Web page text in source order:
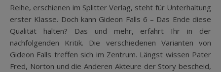
Reihe, erschienen im Splitter Verlag, steht für Unterhaltung
erster Klasse. Doch kann Gideon Falls 6 – Das Ende diese
Qualität halten? Das und mehr, erfahrt Ihr in der
nachfolgenden Kritik. Die verschiedenen Varianten von
Gideon Falls treffen sich im Zentrum. Längst wissen Pater
Fred, Norton und die Anderen Akteure der Story bescheid,